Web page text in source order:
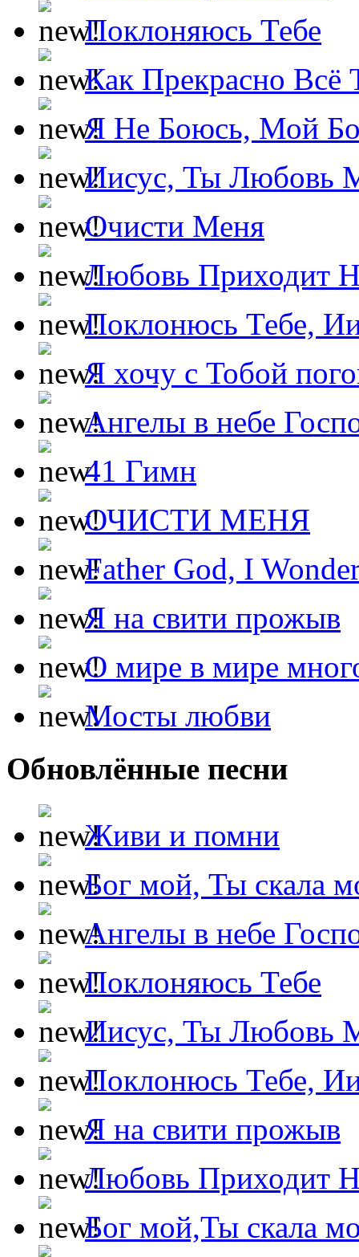
Поклоняюсь Тебе
Как Прекрасно Всё
Я Не Боюсь, Мой
Иисус, Ты Любовь
Очисти Меня
Любовь Приходит
Поклонюсь Тебе,
Я хочу с Тобой
Ангелы в небе
41 Гимн
ОЧИСТИ МЕНЯ
Father God, I
Я на свити прожыв
О мире в мире
Мосты любви
Обновлённые песни
Живи и помни
Бог мой, Ты скала
Ангелы в небе
Поклоняюсь Тебе
Иисус, Ты Любовь
Поклонюсь Тебе,
Я на свити прожыв
Любовь Приходит
Бог мой,Ты скала